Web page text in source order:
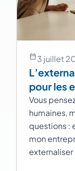
3 juillet
pour les
Vous
humaines,
questions :
mon
externaliser